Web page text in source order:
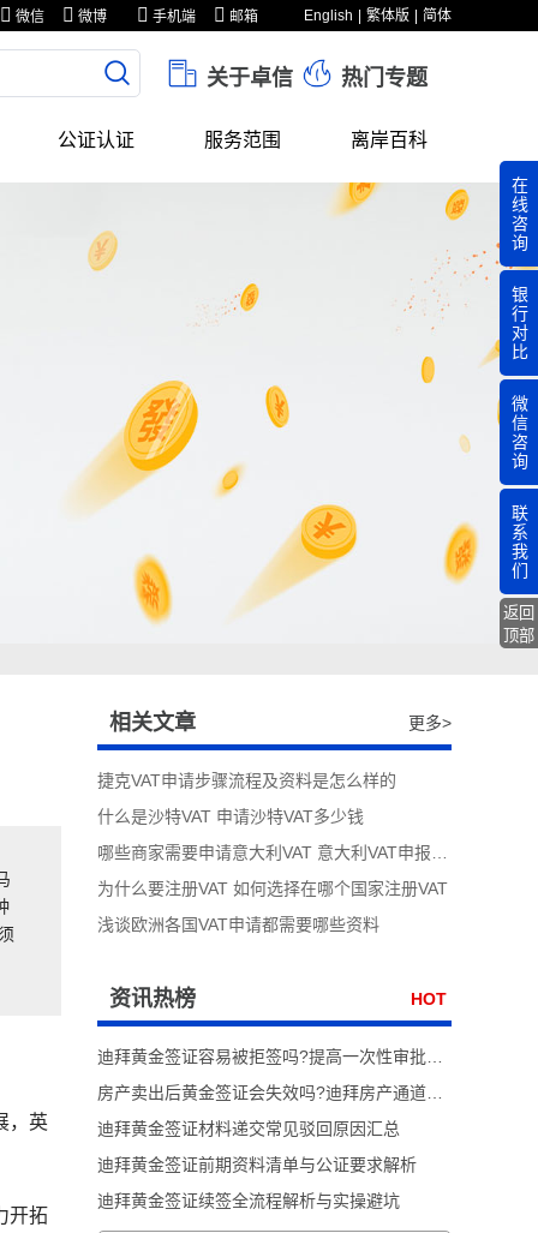
English 繁体版 简体
微信 微博 手机端 邮箱
关于卓信 热门专题
公证认证 服务范围 离岸百科
，英
开拓
相关文章 更多>
捷克VAT申请步骤流程及资料是怎么样的
什么是沙特VAT 申请沙特VAT多少钱
为什么要注册VAT 如何选择在哪个国家注册VAT
浅谈欧洲各国VAT申请都需要哪些资料
资讯热榜 HOT
迪拜黄金签证材料递交常见驳回原因汇总
迪拜黄金签证前期资料清单与公证要求解析
迪拜黄金签证续签全流程解析与实操避坑
在
线
咨
询
银
行
对
比
微
信
咨
询
联
系
我
们
返回
顶部